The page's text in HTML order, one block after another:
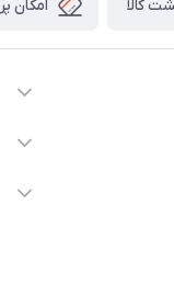
کالا امکان